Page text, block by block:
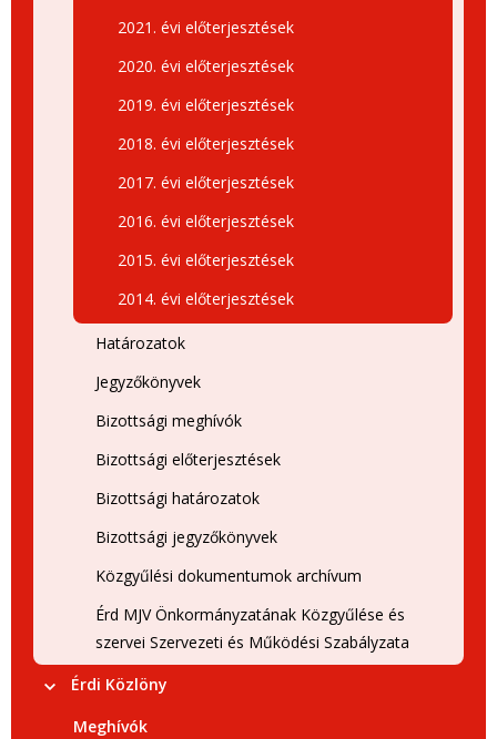
2021. évi előterjesztések
2020. évi előterjesztések
2019. évi előterjesztések
2018. évi előterjesztések
2017. évi előterjesztések
2016. évi előterjesztések
2015. évi előterjesztések
2014. évi előterjesztések
Határozatok
Jegyzőkönyvek
Bizottsági meghívók
Bizottsági előterjesztések
Bizottsági határozatok
Bizottsági jegyzőkönyvek
Közgyűlési dokumentumok archívum
Érd MJV Önkormányzatának Közgyűlése és
szervei Szervezeti és Működési Szabályzata
Érdi Közlöny
Meghívók